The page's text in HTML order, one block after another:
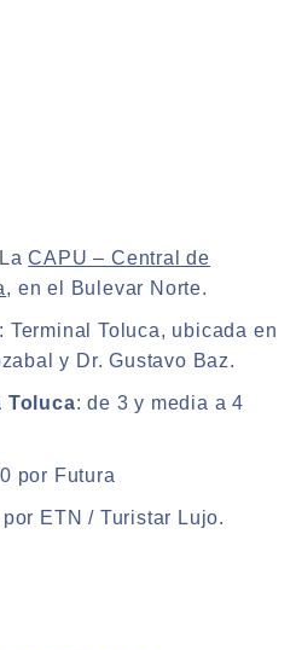
LaCAPU – Central de
, en el Bulevar Norte.
: Terminal Toluca, ubicada en
y Dr. Gustavo Baz.
Toluca: de 3 y media a 4
por Futura
ETN / Turistar Lujo.